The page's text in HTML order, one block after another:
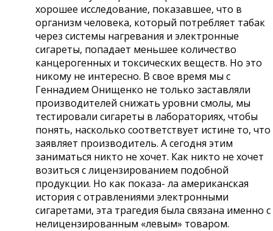
хорошее исследование, показавшее, что в
организм человека, который потребляет табак
через системы нагревания и электронные
сигареты, попадает меньшее количество
канцерогенных и токсических веществ. Но это
никому не интересно. В свое время мы с
Геннадием Онищенко не только заставляли
производителей снижать уровни смолы, мы
тестировали сигареты в лабораториях, чтобы
понять, насколько соответствует истине то, что
заявляет производитель. А сегодня этим
заниматься никто не хочет. Как никто не хочет
возиться с лицензированием подобной
продукции. Но как показа- ла американская
история с отравлениями электронными
сигаретами, эта трагедия была связана именно с
нелицензированным «левым» товаром.